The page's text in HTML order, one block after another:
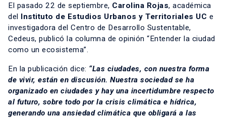
El pasado 22 de septiembre, Carolina Rojas, académica
del Instituto de Estudios Urbanos y Territoriales UC e
investigadora del Centro de Desarrollo Sustentable,
Cedeus, publicó la columna de opinión “Entender la ciudad
como un ecosistema”.
En la publicación dice: “Las ciudades, con nuestra forma
de vivir, están en discusión. Nuestra sociedad se ha
organizado en ciudades y hay una incertidumbre respecto
al futuro, sobre todo por la crisis climática e hídrica,
generando una ansiedad climática que obligará a las